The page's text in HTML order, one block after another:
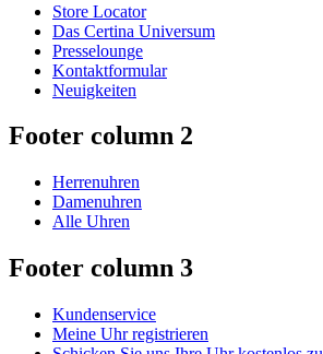
Store Locator
Das Certina Universum
Presselounge
Kontaktformular
Neuigkeiten
Footer column 2
Herrenuhren
Damenuhren
Alle Uhren
Footer column 3
Kundenservice
Meine Uhr registrieren